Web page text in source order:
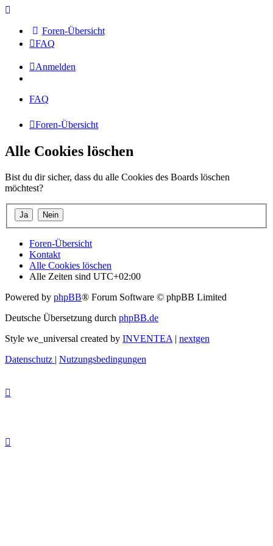
Foren-Übersicht
FAQ
Anmelden
FAQ
Foren-Übersicht
Alle Cookies löschen
Bist du dir sicher, dass du alle Cookies des Boards löschen
möchtest?
Foren-Übersicht
Kontakt
Alle Cookies löschen
Alle Zeiten sind UTC+02:00
Powered by phpBB® Forum Software © phpBB Limited
Deutsche Übersetzung durch phpBB.de
Style we_universal created by INVENTEA | nextgen
Datenschutz | Nutzungsbedingungen